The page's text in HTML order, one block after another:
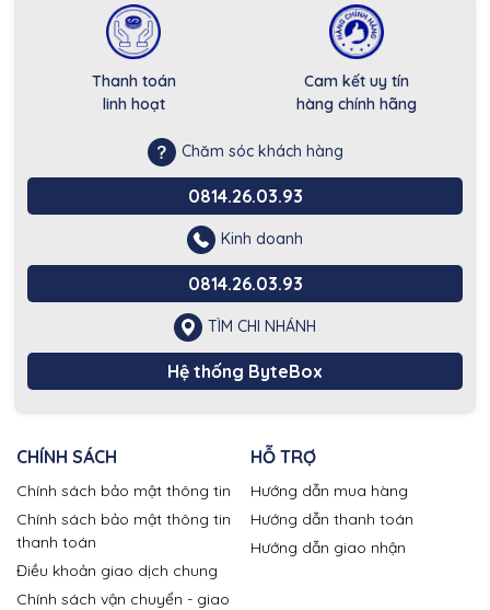
Thanh toán
linh hoạt
Cam kết uy tín
hàng chính hãng
Chăm sóc khách hàng
0814.26.03.93
Kinh doanh
0814.26.03.93
TÌM CHI NHÁNH
Hệ thống ByteBox
CHÍNH SÁCH
Chính sách bảo mật thông tin
Chính sách bảo mật thông tin
thanh toán
Điều khoản giao dịch chung
Chính sách vận chuyển - giao
HỖ TRỢ
Hướng dẫn mua hàng
Hướng dẫn thanh toán
Hướng dẫn giao nhận